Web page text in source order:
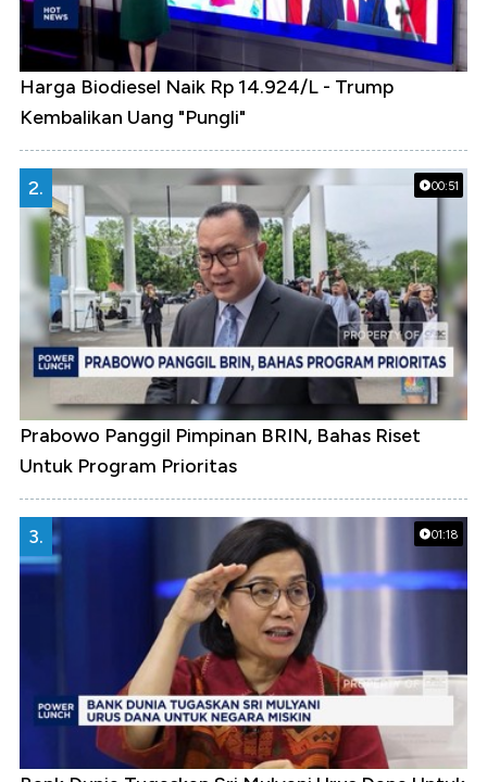
Harga Biodiesel Naik Rp 14.924/L - Trump
Kembalikan Uang "Pungli"
00:51
2.
Prabowo Panggil Pimpinan BRIN, Bahas Riset
Untuk Program Prioritas
01:18
3.